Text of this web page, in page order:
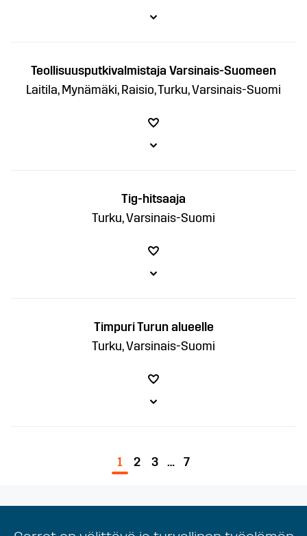
Teollisuusputkivalmistaja Varsinais-Suomeen
Laitila, Mynämäki, Raisio, Turku, Varsinais-Suomi
Tig-hitsaaja
Turku, Varsinais-Suomi
Timpuri Turun alueelle
Turku, Varsinais-Suomi
1 2 3 … 7